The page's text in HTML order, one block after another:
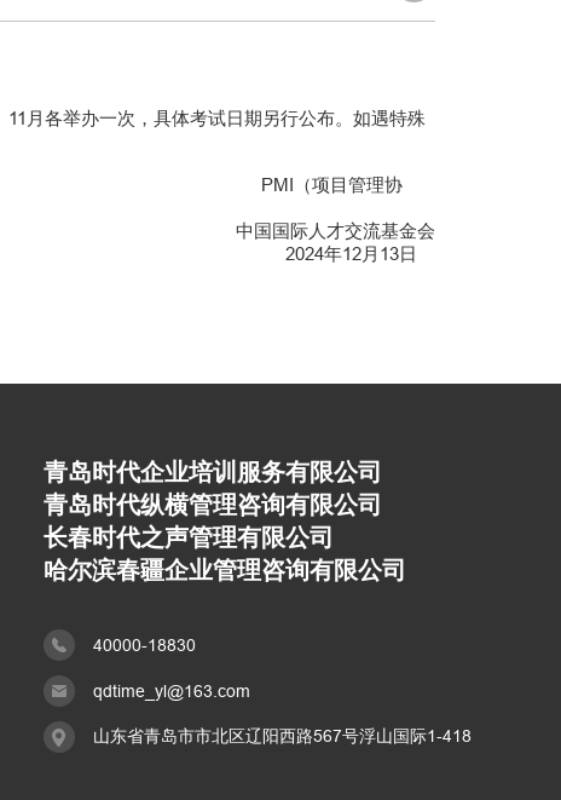
月各举办一次，具体考试日期另行公布。如遇特殊
理协
中国国际人才交流基金会
13日
青岛时代企业培训服务有限公司
青岛时代纵横管理咨询有限公司
长春时代之声管理有限公司
哈尔滨春疆企业管理咨询有限公司
40000-18830
qdtime_yl@163.com
山东省青岛市市北区辽阳西路567号浮山国际1-418